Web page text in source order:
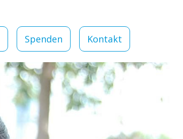
Spenden Kontakt